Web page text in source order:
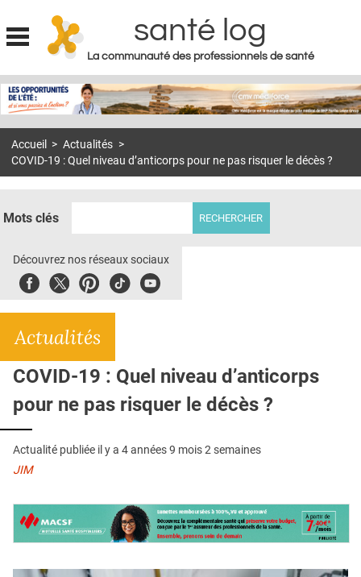
Jump to navigation
santé log
La communauté des professionnels de santé
MON COMPTE
S'ABONNER À LA REVUE SOIN À DOMICILE
DOSSIERS
E-REVUE SAD
L'APP
QUI SOMMES-NOUS ?
PUBLICITÉ
CONDITIONS GÉNÉRALES
CONTACT
Accueil > Actualités >
COVID-19 : Quel niveau d’anticorps pour ne pas risquer le décès ?
Mots clés
Découvrez nos réseaux sociaux
FacebookTwitterPinterest
TiktokYoubute
Actualités
COVID-19 : Quel niveau d’anticorps
pour ne pas risquer le décès ?
Actualité publiée il y a 4 années 9 mois 2 semaines
JIM